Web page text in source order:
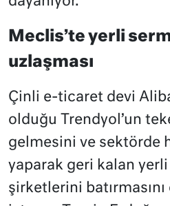
Meclis’te yerli
uzlaşması
Çinli e-ticaret devi
olduğu Trendyol’un
gelmesini ve sektörde
yaparak geri kalan
şirketlerini